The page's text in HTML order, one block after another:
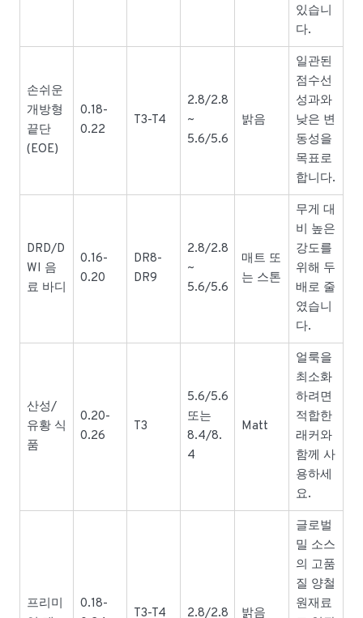
있습니
다.
손쉬운
개방형
끝단
(EOE)
0.18-
0.22
T3-T4
2.8/2.8
~
5.6/5.6
밝음
일관된
점수선
성과와
낮은 변
동성을
목표로
합니다.
DRD/D
WI 음
료 바디
0.16-
0.20
DR8-
DR9
2.8/2.8
~
5.6/5.6
매트 또
는 스톤
무게 대
비 높은
강도를
위해 두
배로 줄
였습니
다.
산성/
유황 식
품
0.20-
0.26
T3
5.6/5.6
또는
8.4/8.
4
Matt
얼룩을
최소화
하려면
적합한
래커와
함께 사
용하세
요.
프리미
0.18-
T3-T4 2.8/2.8 밝음
글로벌
밀 소스
의 고품
질 양철
원재료